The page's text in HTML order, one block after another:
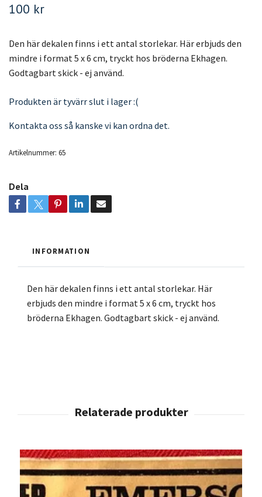
100 kr
Den här dekalen finns i ett antal storlekar. Här erbjuds den
mindre i format 5 x 6 cm, tryckt hos bröderna Ekhagen.
Godtagbart skick - ej använd.
Produkten är tyvärr slut i lager :(
Kontakta oss så kanske vi kan ordna det.
Artikelnummer: 65
Dela
INFORMATION
Den här dekalen finns i ett antal storlekar. Här
erbjuds den mindre i format 5 x 6 cm, tryckt hos
bröderna Ekhagen. Godtagbart skick - ej använd.